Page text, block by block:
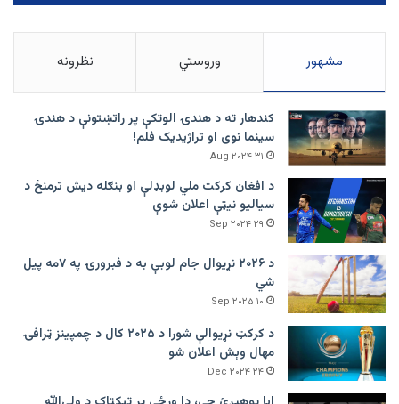
مشهور وروستي نظرونه
کندهار ته د هندۍ الوتکې پر راتښتونې د هندۍ
سینما نوی او تراژيديک فلم!
۳۱ Aug ۲۰۲۴
د افغان کرکت ملي لوبډلې او بنګله دیش ترمنځ د
سیالیو نیټې اعلان شوې
۲۹ Sep ۲۰۲۴
د ۲۰۲۶ نړیوال جام لوبې به د فبرورۍ په ۷مه پیل
شي
۱۰ Sep ۲۰۲۵
د کرکټ نړیوالې شورا د ۲۰۲۵ کال د چمپینز ټرافۍ
مهال وېش اعلان شو
۲۴ Dec ۲۰۲۴